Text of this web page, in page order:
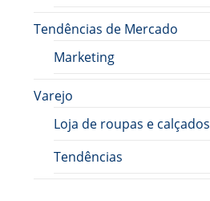
Tendências de Mercado
Marketing
Varejo
Loja de roupas e calçados
Tendências